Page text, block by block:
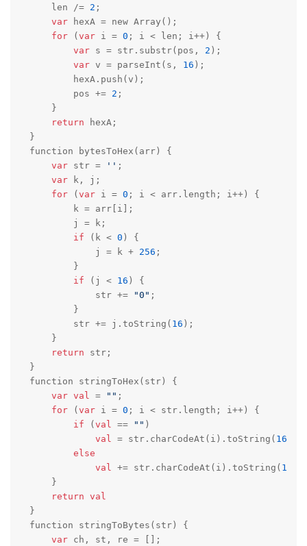
    len /=
2 ;
var hexA = new Array();
for ( var i = 0 ; i < len; i++) {
var s = str.substr(pos, 2 );
var v = parseInt(s, 16 );
        hexA.push(v);
        pos +=
2 ;
    }
return hexA;
}
function bytesToHex(arr) {
var str = '' ;
var k, j;
for ( var i = 0 ; i < arr.length; i++) {
        k = arr[i];
        j = k;
if (k < 0 ) {
            j = k +
256 ;
        }
if (j < 16 ) {
            str +=
"0" ;
        }
        str += j.toString(
16 );
    }
return str;
}
function stringToHex(str) {
var val = "" ;
for ( var i = 0 ; i < str.length; i++) {
if ( val == "" )
val = str.charCodeAt(i).toString( 16
else
val += str.charCodeAt(i).toString( 16
    }
return val
}
function stringToBytes(str) {
var ch, st, re = [];